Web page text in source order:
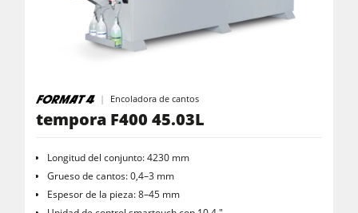
Encoladora de cantos
tempora F400 45.03L
Longitud del conjunto: 4230 mm
Grueso de cantos: 0,4–3 mm
Espesor de la pieza: 8–45 mm